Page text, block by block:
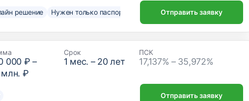
решение Нужен только паспорт Отправить заявку
000 ₽ –
млн. ₽
Срок
1 мес. – 20лет
ПСК
17,137% – 35,972%
Отправить заявку